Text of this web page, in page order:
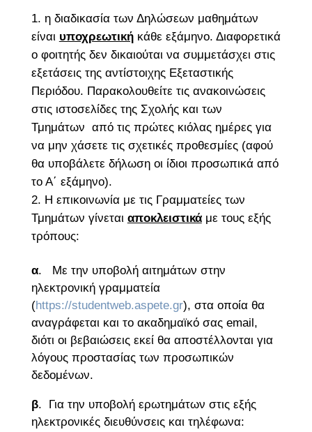
η διαδικασία των Δηλώσεων μαθημάτων
είναι υποχρεωτικήκάθε εξάμηνο. Διαφορετικά
ο φοιτητής δεν δικαιούται να συμμετάσχει στις
εξετάσεις της αντίστοιχης Εξεταστικής
Περιόδου. Παρακολουθείτε τις ανακοινώσεις
στις ιστοσελίδες της Σχολής και των
Τμημάτων από τις πρώτες κιόλας ημέρες για
να μην χάσετε τις σχετικές προθεσμίες (αφού
θα υποβάλετε δήλωση οι ίδιοι προσωπικά από
το Α΄ εξάμηνο).
Η επικοινωνία με τις Γραμματείες των
Τμημάτων γίνεται αποκλειστικά με τους εξής
τρόπους:
α. Με την υποβολή αιτημάτων στην
ηλεκτρονική γραμματεία
(https://studentweb.aspete.gr), στα οποία θα
αναγράφεται και το ακαδημαϊκό σας email,
διότι οι βεβαιώσεις εκεί θα αποστέλλονται για
λόγους προστασίας των προσωπικών
δεδομένων.
β. Για την υποβολή ερωτημάτων στις εξής
ηλεκτρονικές διευθύνσεις και τηλέφωνα: